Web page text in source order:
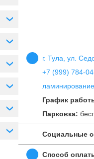
›
›
›
›
›
›
г. Тула, ул.
+7 (999) 784-
График
Парковка:
Социальные
Способ